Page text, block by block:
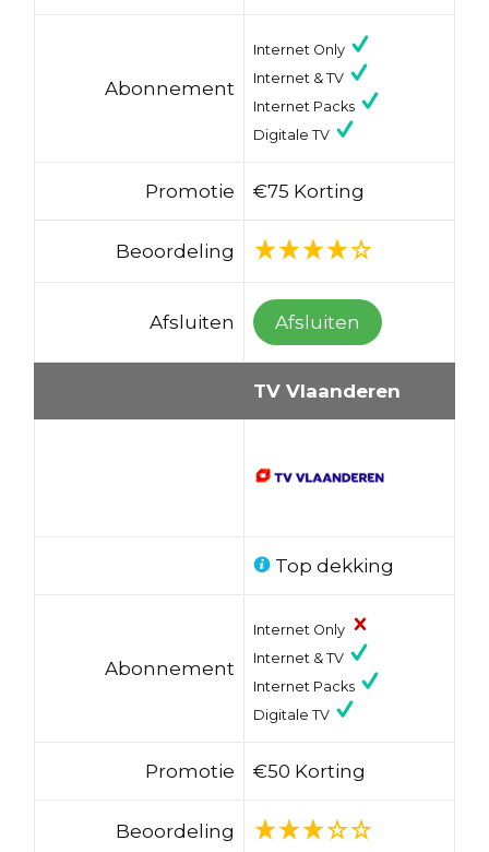
Abonnement
Internet Only
Internet & TV
Internet Packs
Digitale TV
Promotie €75 Korting
Beoordeling
Afsluiten Afsluiten
TV Vlaanderen
Top dekking
Abonnement
Internet Only
Internet & TV
Internet Packs
Digitale TV
Promotie €50 Korting
Beoordeling